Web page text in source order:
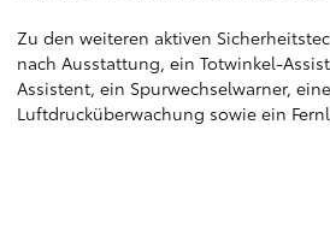
Zu den weiteren aktiven
nach Ausstattung, ein Totwinkel-
Assistent, ein Spurwechselwarner,
Luftdrucküberwachung sowie ein